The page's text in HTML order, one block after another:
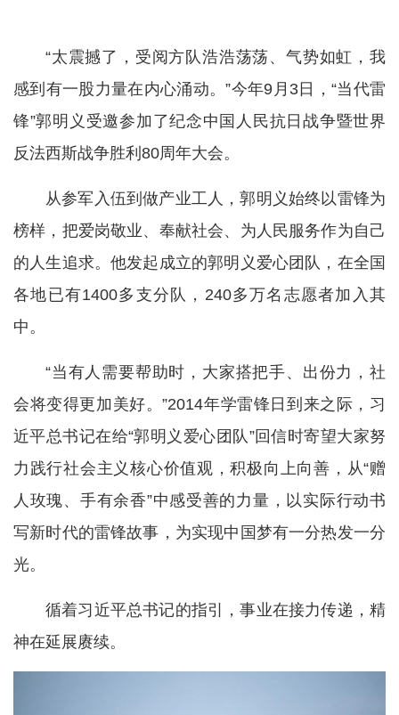
“太震撼了，受阅方队浩浩荡荡、气势如虹，我
感到有一股力量在内心涌动。”今年9月3日，“当代雷
锋”郭明义受邀参加了纪念中国人民抗日战争暨世界
反法西斯战争胜利80周年大会。
从参军入伍到做产业工人，郭明义始终以雷锋为
榜样，把爱岗敬业、奉献社会、为人民服务作为自己
的人生追求。他发起成立的郭明义爱心团队，在全国
各地已有1400多支分队，240多万名志愿者加入其
中。
“当有人需要帮助时，大家搭把手、出份力，社
会将变得更加美好。”2014年学雷锋日到来之际，习
近平总书记在给“郭明义爱心团队”回信时寄望大家努
力践行社会主义核心价值观，积极向上向善，从“赠
人玫瑰、手有余香”中感受善的力量，以实际行动书
写新时代的雷锋故事，为实现中国梦有一分热发一分
光。
循着习近平总书记的指引，事业在接力传递，精
神在延展赓续。